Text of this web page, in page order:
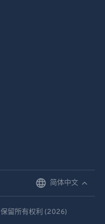
简体中文
保留所有权利 (2026)